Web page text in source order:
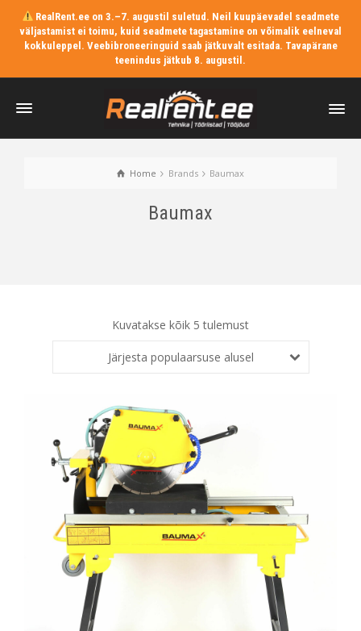
RealRent.ee on 3.–7. augustil suletud. Neil kuupäevadel seadmete
väljastamist ei toimu, kuid seadmete tagastamine on võimalik eelneval
kokkuleppel. Veebibroneeringuid saab jätkuvalt esitada. Tavapärane
teenindus jätkub 8. augustil.
Home Brands Baumax
Baumax
Kuvatakse kõik 5 tulemust
Järjesta populaarsuse alusel